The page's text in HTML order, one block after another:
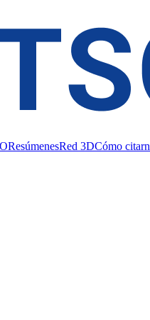
ResúmenesRed 3DCómo